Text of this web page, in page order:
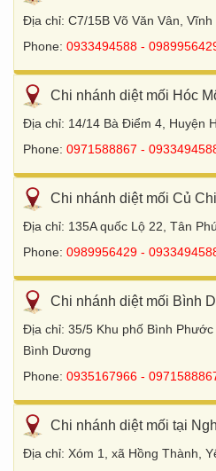
Địa chỉ: C7/15B Võ Văn Vân,
Phone: 0933494588 -
Chi nhánh diệt mối Hóc
Địa chỉ: 14/14 Bà Điểm 4, Huyện
Phone: 0971588867 -
Chi nhánh diệt mối Củ Chi
Địa chỉ: 135A quốc Lộ 22, Tân
Phone: 0989956429 -
Chi nhánh diệt mối Bình
Địa chỉ: 35/5 Khu phố Bình Phước
Bình Dương
Phone: 0935167966 -
Chi nhánh diệt mối tại
Địa chỉ: Xóm 1, xã Hồng Thành,